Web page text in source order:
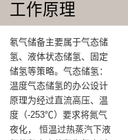
工作原理
氡气储备主要属于气态储
氢、液体状态储氢、固定
储氢等策略。气态储氢：
温度气态储氢的办公设计
原理为经过直流高压、温
度（-253℃）要求将氮气
夜化， 恒温过热蒸汽下液